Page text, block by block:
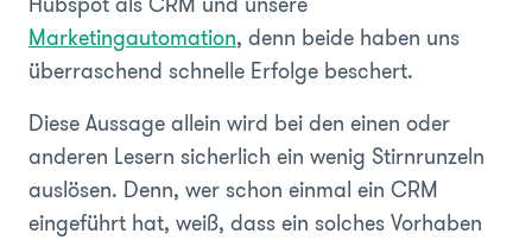
Marketingautomation, denn beide haben uns
überraschend schnelle Erfolge beschert.
Diese Aussage allein wird bei den einen oder
anderen Lesern sicherlich ein wenig Stirnrunzeln
auslösen. Denn, wer schon einmal ein CRM
eingeführt hat, weiß, dass ein solches Vorhaben